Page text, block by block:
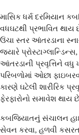
માસિક ધર્મ દરમિયાન
વધઘટથી પ્રભાવિત થાય
ઉંચા સ્તર આંતરડાના
જ્યારે
આંતરડાની પ્રવૃત્તિને
પરિબળોમાં ઓછા
કારણે ઘટેલી શારીરિક
ફેરફારોનો સમાવેશ થાય
કબજિયાતનું સંચાલન
સેવન કરવા, હળવી